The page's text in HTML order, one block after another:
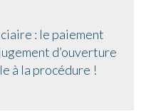
: le paiement
d’ouverture
à la procédure !